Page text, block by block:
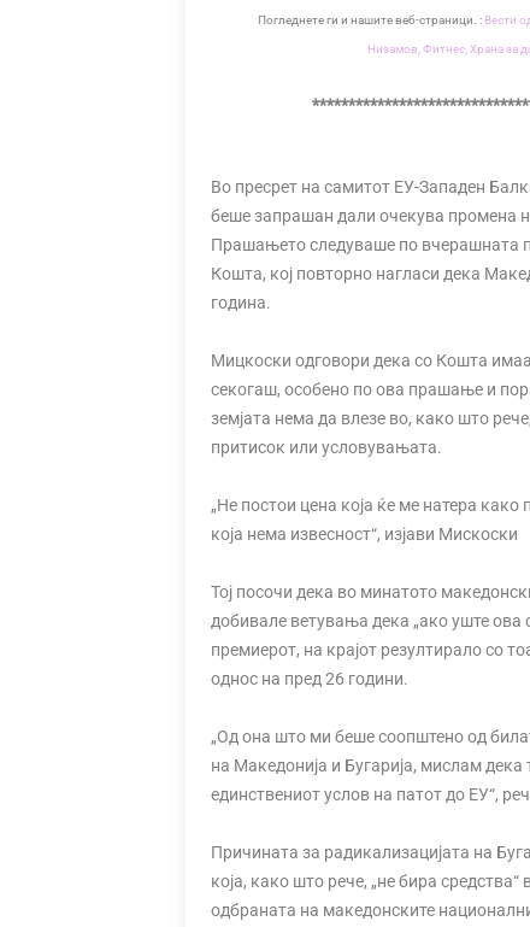
Погледнете ги и нашите веб-страници. : Вести
Низамов, Фитнес, Храна за
Во пресрет на самитот ЕУ-Западен
беше запрашан дали очекува промена
Прашањето следуваше по вчерашната
Кошта, кој повторно нагласи дека
година.
Мицкоски одговори дека со Кошта
секогаш, особено по ова прашање и
земјата нема да влезе во, како што
притисок или условувањата.
„Не постои цена која ќе ме натера
која нема извесност“, изјави Мискоски
Тој посочи дека во минатото
добивале ветувања дека „ако уште ова
премиерот, на крајот резултирало со
однос на пред 26 години.
„Од она што ми беше соопштено од
на Македонија и Бугарија, мислам
единствениот услов на патот до ЕУ“,
Причината за радикализацијата на
која, како што рече, „не бира
одбраната на македонските